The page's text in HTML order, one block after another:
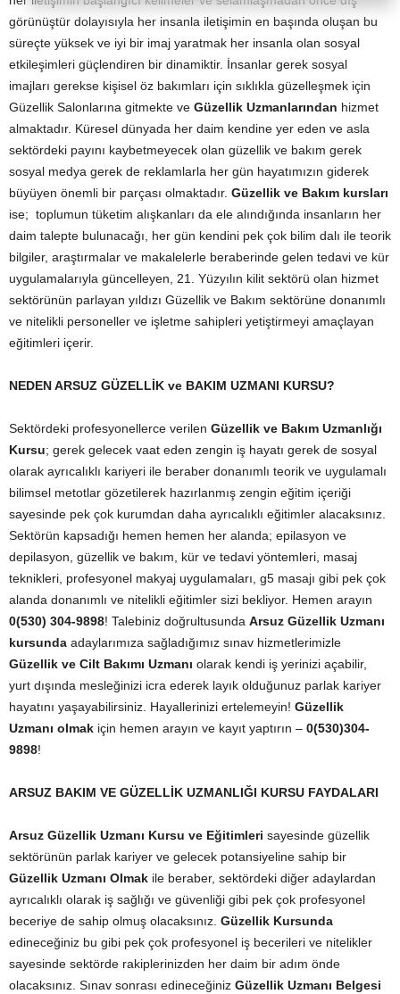
görünüştür dolayısıyla her insanla iletişimin en başında oluşan bu
süreçte yüksek ve iyi bir imaj yaratmak her insanla olan sosyal
etkileşimleri güçlendiren bir dinamiktir. İnsanlar gerek sosyal
imajları gerekse kişisel öz bakımları için sıklıkla güzelleşmek için
Güzellik Salonlarına gitmekte ve Güzellik Uzmanlarından hizmet
almaktadır. Küresel dünyada her daim kendine yer eden ve asla
sektördeki payını kaybetmeyecek olan güzellik ve bakım gerek
sosyal medya gerek de reklamlarla her gün hayatımızın giderek
büyüyen önemli bir parçası olmaktadır. Güzellik ve Bakım kursları
ise; toplumun tüketim alışkanları da ele alındığında insanların her
daim talepte bulunacağı, her gün kendini pek çok bilim dalı ile teorik
bilgiler, araştırmalar ve makalelerle beraberinde gelen tedavi ve kür
uygulamalarıyla güncelleyen, 21. Yüzyılın kilit sektörü olan hizmet
sektörünün parlayan yıldızı Güzellik ve Bakım sektörüne donanımlı
ve nitelikli personeller ve işletme sahipleri yetiştirmeyi amaçlayan
eğitimleri içerir.
NEDEN ARSUZ GÜZELLİK ve BAKIM UZMANI KURSU?
Sektördeki profesyonellerce verilen Güzellik ve Bakım Uzmanlığı
Kursu; gerek gelecek vaat eden zengin iş hayatı gerek de sosyal
olarak ayrıcalıklı kariyeri ile beraber donanımlı teorik ve uygulamalı
bilimsel metotlar gözetilerek hazırlanmış zengin eğitim içeriği
sayesinde pek çok kurumdan daha ayrıcalıklı eğitimler alacaksınız.
Sektörün kapsadığı hemen hemen her alanda; epilasyon ve
depilasyon, güzellik ve bakım, kür ve tedavi yöntemleri, masaj
teknikleri, profesyonel makyaj uygulamaları, g5 masajı gibi pek çok
alanda donanımlı ve nitelikli eğitimler sizi bekliyor. Hemen arayın
0(530) 304-9898! Talebiniz doğrultusunda Arsuz Güzellik Uzmanı
kursunda adaylarımıza sağladığımız sınav hizmetlerimizle
Güzellik ve Cilt Bakımı Uzmanı olarak kendi iş yerinizi açabilir,
yurt dışında mesleğinizi icra ederek layık olduğunuz parlak kariyer
hayatını yaşayabilirsiniz. Hayallerinizi ertelemeyin! Güzellik
Uzmanı olmak için hemen arayın ve kayıt yaptırın – 0(530)304-
9898!
ARSUZ BAKIM VE GÜZELLİK UZMANLIĞI KURSU FAYDALARI
Arsuz Güzellik Uzmanı Kursu ve Eğitimleri sayesinde güzellik
sektörünün parlak kariyer ve gelecek potansiyeline sahip bir
Güzellik Uzmanı Olmak ile beraber, sektördeki diğer adaylardan
ayrıcalıklı olarak iş sağlığı ve güvenliği gibi pek çok profesyonel
beceriye de sahip olmuş olacaksınız. Güzellik Kursunda
edineceğiniz bu gibi pek çok profesyonel iş becerileri ve nitelikler
sayesinde sektörde rakiplerinizden her daim bir adım önde
olacaksınız. Sınav sonrası edineceğiniz Güzellik Uzmanı Belgesi